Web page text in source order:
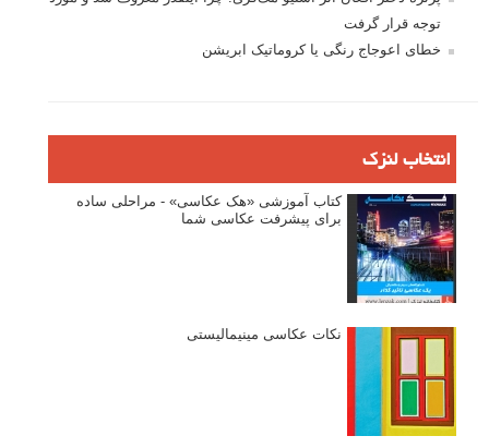
توجه قرار گرفت
خطای اعوجاج رنگی یا کروماتیک ابریشن
انتخاب لنزک
کتاب آموزشی «هک عکاسی» - مراحلی ساده
برای پیشرفت عکاسی شما
نکات عکاسی مینیمالیستی